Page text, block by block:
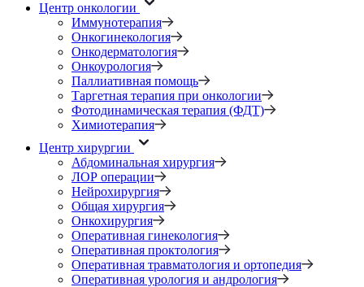
Центр онкологии
Иммунотерапия
Онкогинекология
Онкодерматология
Онкоурология
Паллиативная помощь
Таргетная терапия при онкологии
Фотодинамическая терапия (ФДТ)
Химиотерапия
Центр хирургии
Абдоминальная хирургия
ЛОР операции
Нейрохирургия
Общая хирургия
Онкохирургия
Оперативная гинекология
Оперативная проктология
Оперативная травматология и ортопедия
Оперативная урология и андрология